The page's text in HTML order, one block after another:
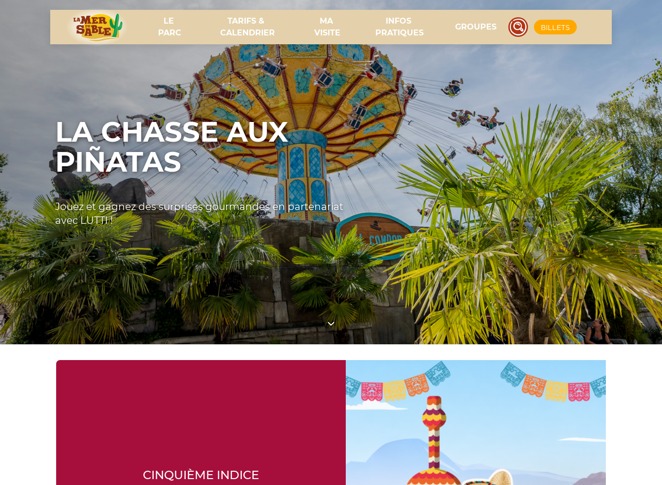
LE
PARC
TARIFS &
CALENDRIER
MA
VISITE
INFOS
PRATIQUES
GROUPES BILLETS
LA CHASSE AUX
PIÑATAS
Jouez et gagnez des surprises gourmandes en partenariat
avec LUTTI !
CINQUIÈME INDICE